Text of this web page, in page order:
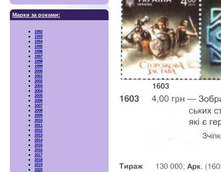
Марки за роками:
1992
1993
1994
1995
1996
1997
1998
1999
2000
2001
2002
2003
2004
2005
2006
2007
2008
2009
2010
2011
2012
2013
2014
2015
2016
2017
2018
2019
2020